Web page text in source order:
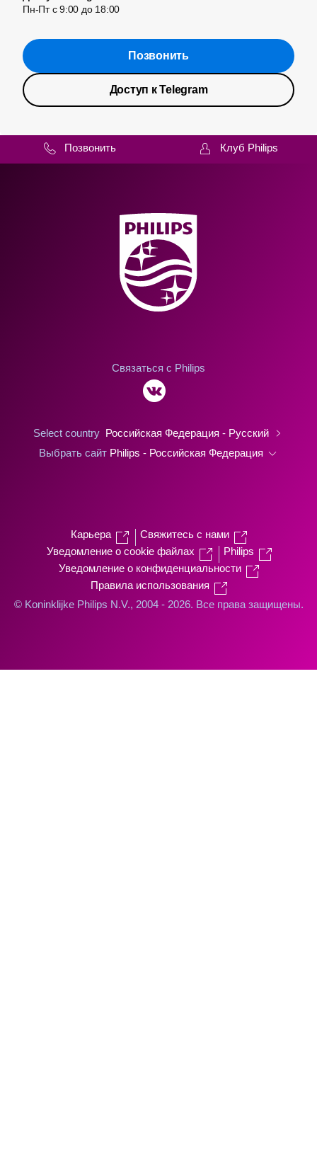
Пн-Пт с 9:00 до 18:00
Позвонить
Доступ к Telegram
Позвонить Клуб Philips
Связаться с Philips
Select country Российская Федерация - Русский
Выбрать сайт Philips - Российская Федерация
Карьера
Свяжитесь с нами
Уведомление о cookie файлах
Philips
Уведомление о конфиденциальности
Правила использования
© Koninklijke Philips N.V., 2004 - 2026. Все права защищены.